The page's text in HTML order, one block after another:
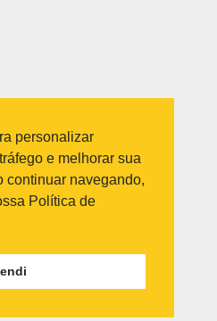
Jacaré
CEP: 20970-031
/ sala 1407
personalizar
e melhorar sua
continuar navegando,
Política de